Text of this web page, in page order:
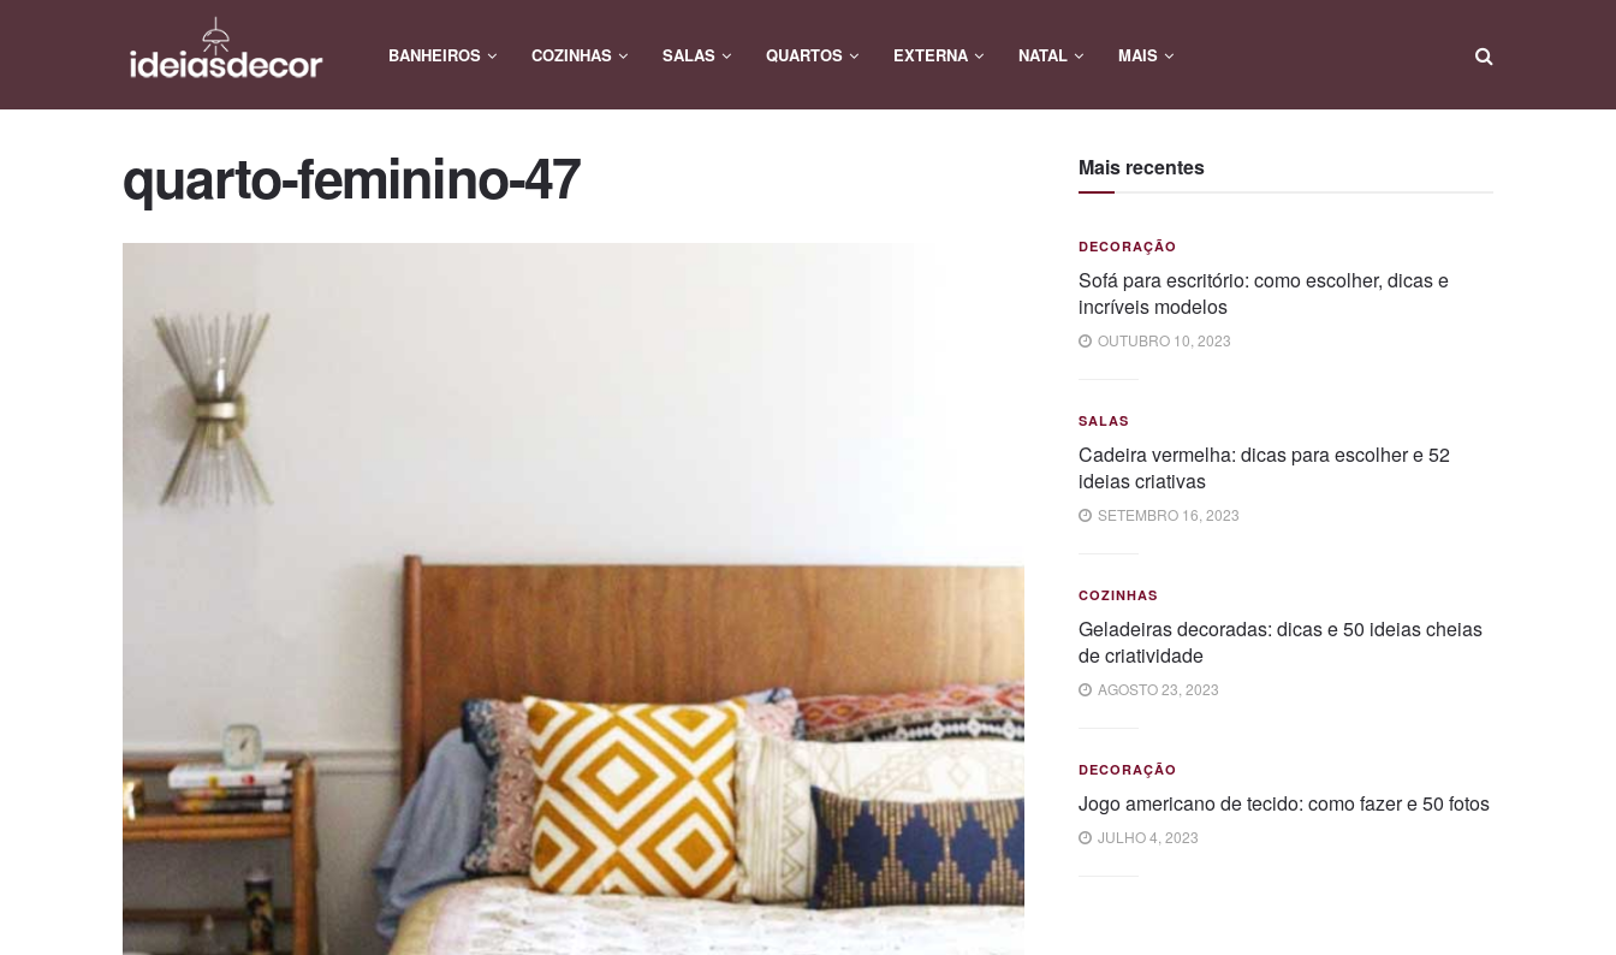
BANHEIROS COZINHAS SALAS QUARTOS EXTERNA NATAL MAIS
quarto-feminino-47 Mais recentes
DECORAÇÃO
Sofá para escritório: como escolher, dicas e
incríveis modelos
OUTUBRO 10, 2023
SALAS
Cadeira vermelha: dicas para escolher e 52
ideias criativas
SETEMBRO 16, 2023
COZINHAS
Geladeiras decoradas: dicas e 50 ideias cheias
de criatividade
AGOSTO 23, 2023
DECORAÇÃO
Jogo americano de tecido: como fazer e 50 fotos
JULHO 4, 2023